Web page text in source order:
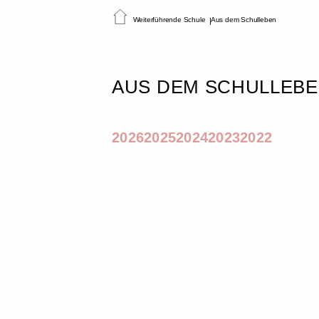
Weiterführende Schule Aus dem Schulleben
AUS DEM
20262025202420232022